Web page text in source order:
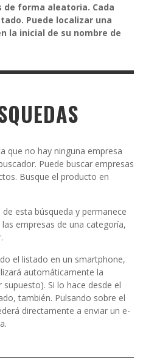
de forma aleatoria. Cada
Puede localizar una
la inicial de su nombre de
que no hay ninguna empresa
Puede buscar empresas
Busque el producto en
esta búsqueda y permanece
empresas de una categoría,
el listado en un smartphone,
automáticamente la
Si lo hace desde el
también. Pulsando sobre el
directamente a enviar un e-